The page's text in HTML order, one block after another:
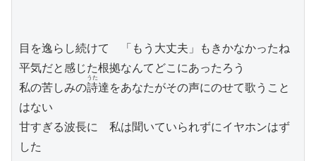
目を逸らし続けて　「もう大丈夫」もきかなかったね
平気だと感じた根拠なんてどこにあったろう
私の苦しみの詩
うた
達をあなたがその声にのせて歌うこと
はない
甘すぎる波長に　私は聞いていられずにイヤホンはず
した